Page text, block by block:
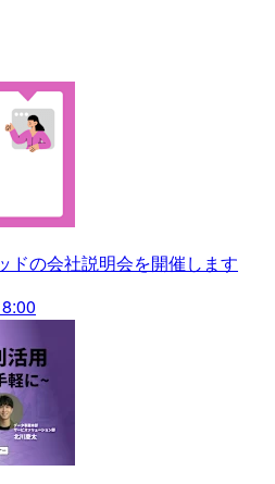
ドの会社説明会を開催します